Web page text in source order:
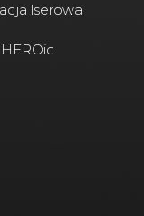
lserowa
HEROic